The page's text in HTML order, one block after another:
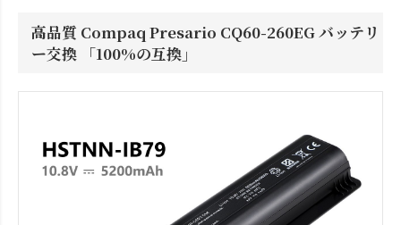
高品質 Compaq Presario CQ60-260EG バッテリ
ー交換 「100%の互換」